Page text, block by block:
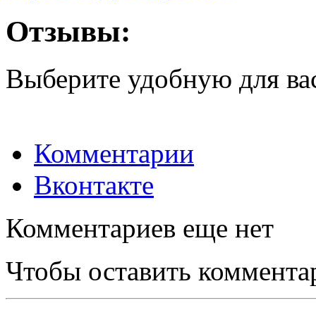
Отзывы:
Выберите удобную для
Комментарии
Вконтакте
Комментариев еще нет
Чтобы оставить